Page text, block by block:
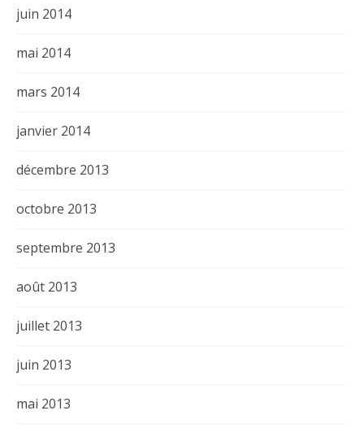
juin 2014
mai 2014
mars 2014
janvier 2014
décembre 2013
octobre 2013
septembre 2013
août 2013
juillet 2013
juin 2013
mai 2013